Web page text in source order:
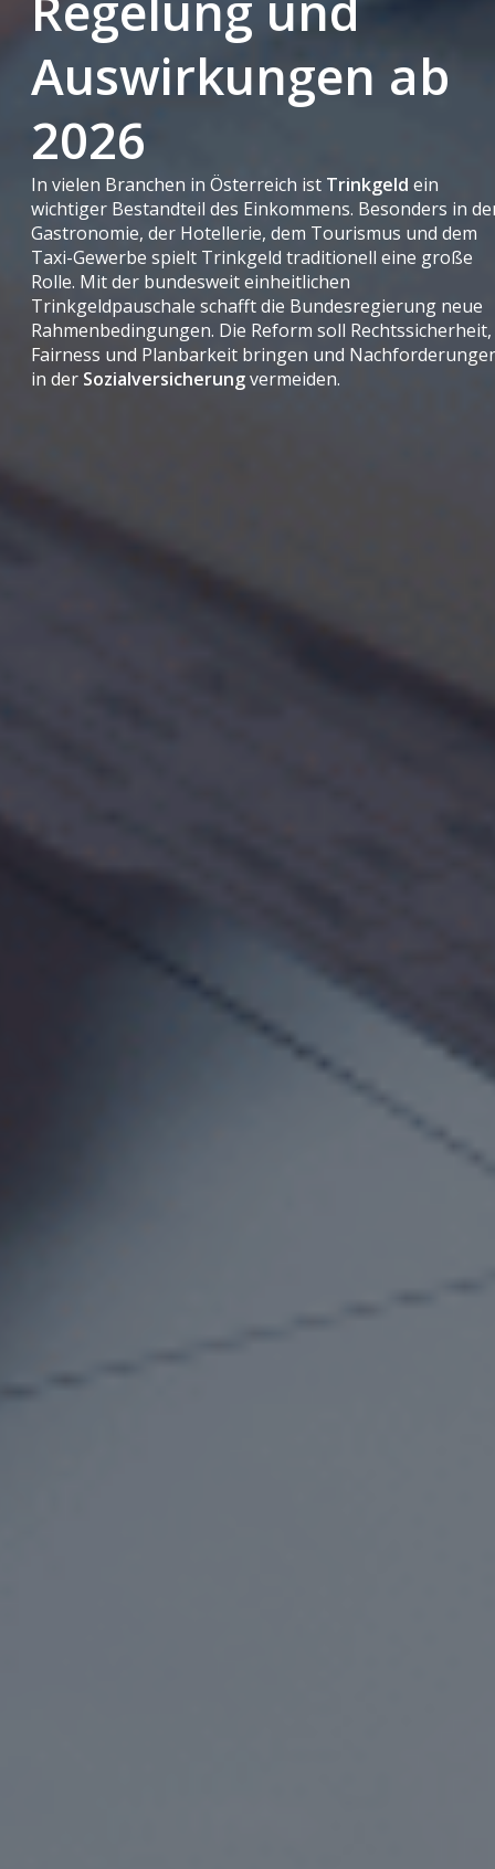
Auswirkungen ab
2026
In vielen Branchen in Österreich ist Trinkgeldein
wichtiger Bestandteil des Einkommens. Besonders in
Gastronomie, der Hotellerie, dem Tourismus und dem
Taxi-Gewerbe spielt Trinkgeld traditionell eine große
Rolle. Mit der bundesweit einheitlichen
Trinkgeldpauschale schafft die Bundesregierung neue
Rahmenbedingungen. Die Reform soll Rechtssicherheit,
Fairness und Planbarkeit bringen und
in der Sozialversicherungvermeiden.